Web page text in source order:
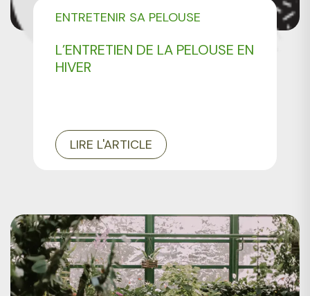
L’ENTRETIEN DE LA PELOUSE EN
HIVER
ENTRETENIR SA PELOUSE
LIRE L'ARTICLE